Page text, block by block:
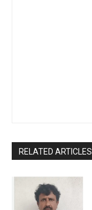
RELATED ARTICLES